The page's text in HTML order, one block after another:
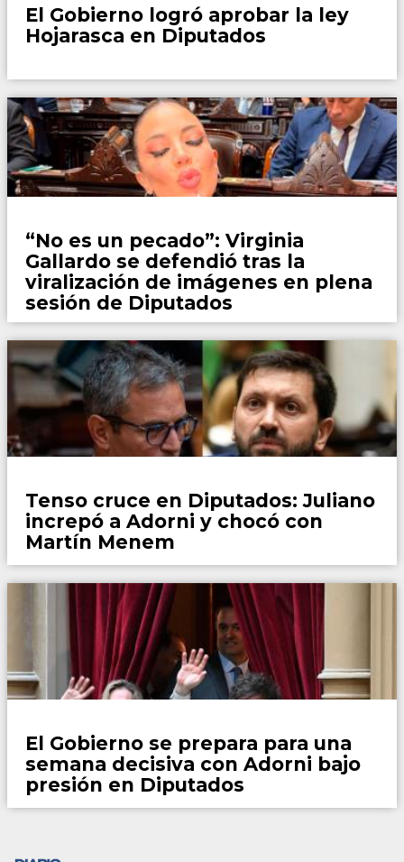
El Gobierno logró aprobar la ley
Hojarasca en Diputados
“No es un pecado”: Virginia
Gallardo se defendió tras la
viralización de imágenes en plena
sesión de Diputados
Tenso cruce en Diputados: Juliano
increpó a Adorni y chocó con
Martín Menem
El Gobierno se prepara para una
semana decisiva con Adorni bajo
presión en Diputados